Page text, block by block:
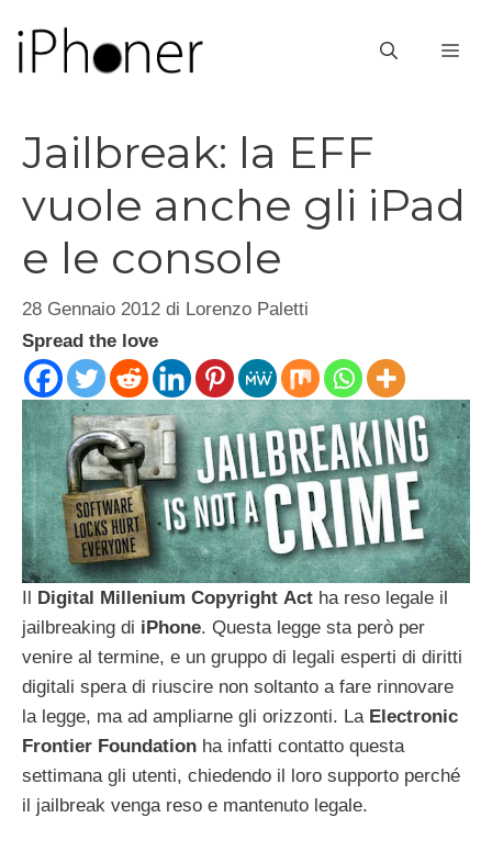
contenuto
Jailbreak: la EFF
vuole anche gli iPad
e le console
28 Gennaio 2012 di Lorenzo Paletti
Spread the love
Il Digital Millenium Copyright Act ha reso legale il
jailbreaking di iPhone. Questa legge sta però per
venire al termine, e un gruppo di legali esperti di diritti
digitali spera di riuscire non soltanto a fare rinnovare
la legge, ma ad ampliarne gli orizzonti. La Electronic
Frontier Foundation ha infatti contatto questa
settimana gli utenti, chiedendo il loro supporto perché
il jailbreak venga reso e mantenuto legale.